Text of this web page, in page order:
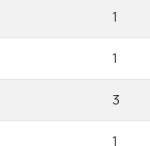
1
1
3
1